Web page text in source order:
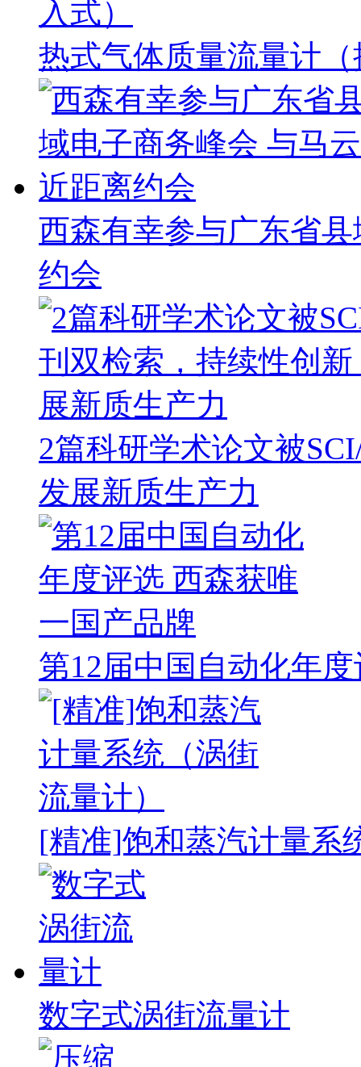
热式气体质量流量计
西森有幸参与广东省
约会
2篇科研学术论文被
发展新质生产力
第12届中国自动化年
[精准]饱和蒸汽计量系
数字式涡街流量计